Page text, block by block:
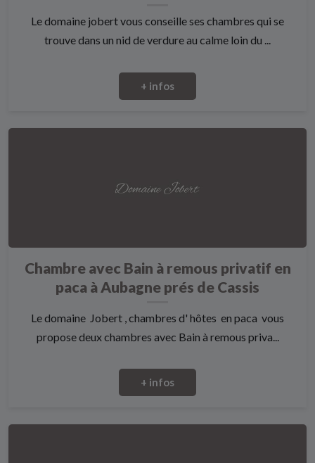
Le domaine jobert vous conseille ses chambres qui se
trouve dans un nid de verdure au calme loin du ...
+ infos
Chambre avec Bain à remous privatif en
paca à Aubagne prés de Cassis
Le domaine Jobert , chambres d' hôtes en paca vous
propose deux chambres avec Bain à remous priva...
+ infos